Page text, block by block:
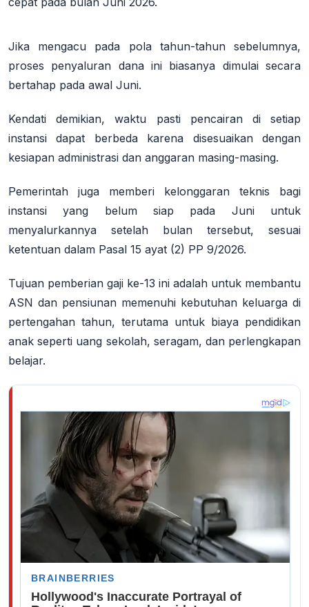
Jika mengacu pada pola tahun-tahun sebelumnya,
proses penyaluran dana ini biasanya dimulai secara
bertahap pada awal Juni.
Kendati demikian, waktu pasti pencairan di setiap
instansi dapat berbeda karena disesuaikan dengan
kesiapan administrasi dan anggaran masing-masing.
Pemerintah juga memberi kelonggaran teknis bagi
instansi yang belum siap pada Juni untuk
menyalurkannya setelah bulan tersebut, sesuai
ketentuan dalam Pasal 15 ayat (2) PP 9/2026.
Tujuan pemberian gaji ke-13 ini adalah untuk membantu
ASN dan pensiunan memenuhi kebutuhan keluarga di
pertengahan tahun, terutama untuk biaya pendidikan
anak seperti uang sekolah, seragam, dan perlengkapan
belajar.